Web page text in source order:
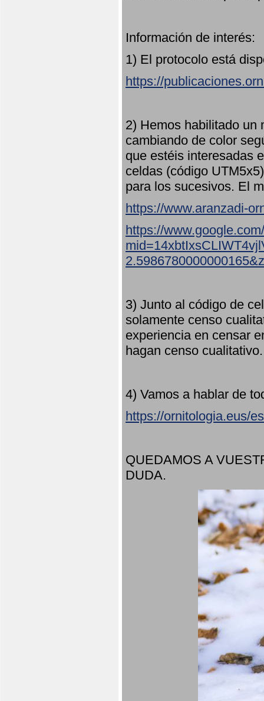
Información de interés:
1) El protocolo está
https://
2) Hemos habilitado un
cambiando de color
que estéis interesadas
celdas (código
para los sucesivos. El
https://www.aranzadi-
https://
3) Junto al código de
solamente censo
experiencia en censar
hagan censo
4) Vamos a hablar de
https://ornitologia.eus/
QUEDAMOS A
DUDA.